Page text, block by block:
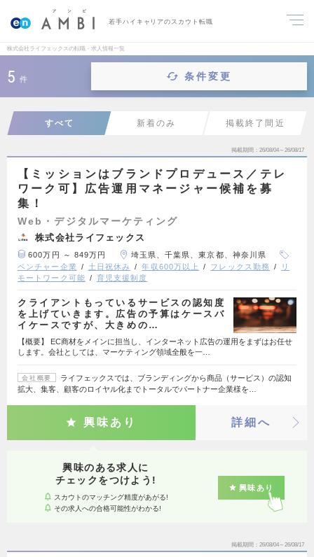
若手ハイキャリアのスカウト転職
株式会社ライフェックスの転職・求人情報一覧
5 件 条件変更
すべて 新着のみ 掲載終了間近
掲載期間 26/08/04～26/08/17
【ミッションはブランドプロデュース／テレ
ワーク可】広告運用マネージャー候補を募
集！
Web・デジタルマーケティング
株式会社ライフェックス
600万円 ～ 849万円
埼玉県、千葉県、東京都、神奈川県
ベンチャー企業
土日祝休み 年収600万以上 フレックス勤務
リ
モートワーク可能
育児支援制度
クライアントもっているサービスの認知度
を上げていきます。広告の予算はケースバ
イケースですが、大きめの…
【概要】 EC商材をメインに担当し、インターネット広告の運用をまずはお任せ
します。会社としては、マーケティング領域全般を一…
会社概要
ライフェックスでは、ブランディングから商品（サービス）の認知
拡大、集客、顧客のロイヤル化までトータルでパートナー企業様を…
興味あり 詳細へ
興味のある求人に
チェックをつけよう!
スカウトのマッチング精度があがる!
その求人への合格可能性がわかる!
興味あり
掲載期間 26/08/04～26/08/17